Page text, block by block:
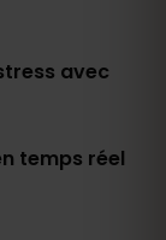
avec
temps réel